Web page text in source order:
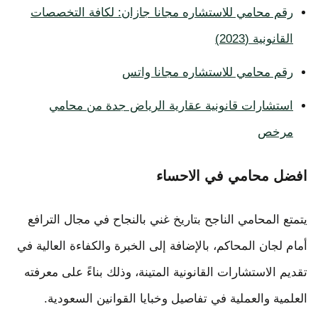
رقم محامي للاستشاره مجانا جازان: لكافة التخصصات
القانونية (2023)
رقم محامي للاستشاره مجانا واتس
استشارات قانونية عقارية الرياض جدة من محامي
مرخص
افضل محامي في الاحساء
يتمتع المحامي الناجح بتاريخ غني بالنجاح في مجال الترافع
أمام لجان المحاكم، بالإضافة إلى الخبرة والكفاءة العالية في
تقديم الاستشارات القانونية المتينة، وذلك بناءً على معرفته
العلمية والعملية في تفاصيل وخبايا القوانين السعودية.